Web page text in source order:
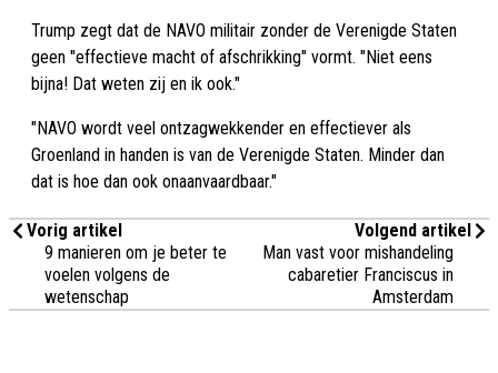
Trump zegt dat de NAVO militair zonder de Verenigde Staten
geen "effectieve macht of afschrikking" vormt. "Niet eens
bijna! Dat weten zij en ik ook."
"NAVO wordt veel ontzagwekkender en effectiever als
Groenland in handen is van de Verenigde Staten. Minder dan
dat is hoe dan ook onaanvaardbaar."
Vorig artikel
9 manieren om je beter te
voelen volgens de
wetenschap
Volgend artikel
Man vast voor mishandeling
cabaretier Franciscus in
Amsterdam